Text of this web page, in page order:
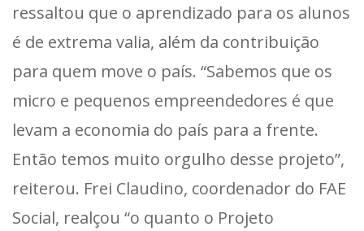
ressaltou que o aprendizado para os alunos
é de extrema valia, além da contribuição
para quem move o país. “Sabemos que os
micro e pequenos empreendedores é que
levam a economia do país para a frente.
Então temos muito orgulho desse projeto”,
reiterou. Frei Claudino, coordenador do FAE
Social, realçou “o quanto o Projeto